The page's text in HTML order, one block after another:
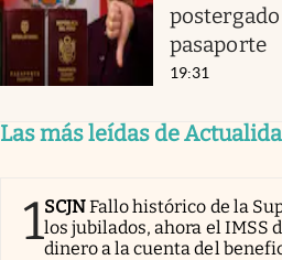
pasaporte
19:31
Las más leídas de
1SCJNFallo histórico de la
los jubilados, ahora el IMSS
dinero a la cuenta del